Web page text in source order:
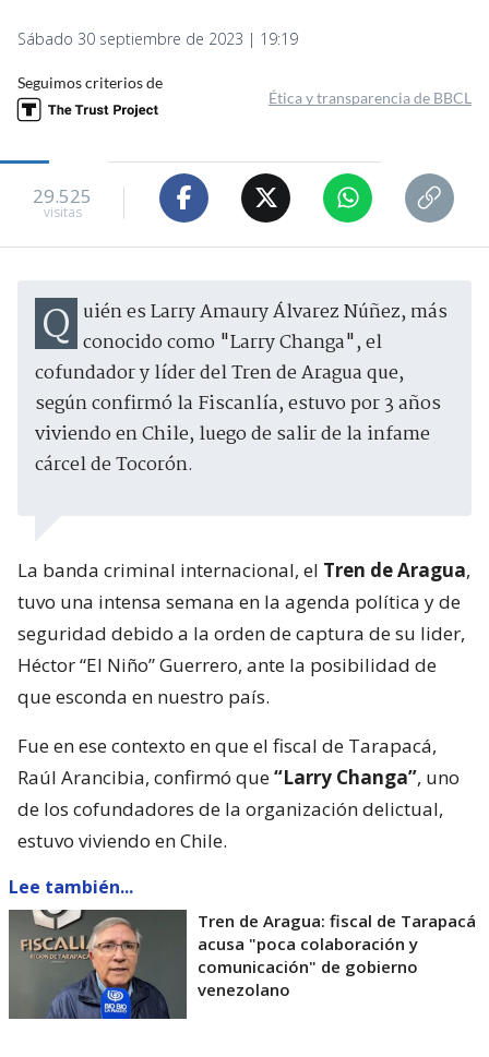
Sábado 30 septiembre de 2023 | 19:19
Seguimos criterios de
Ética y transparencia de BBCL
29.525
visitas
Quién es Larry Amaury Álvarez Núñez, más conocido como "Larry Changa", el
cofundador y líder del Tren de Aragua que,
según confirmó la Fiscanlía, estuvo por 3 años
viviendo en Chile, luego de salir de la infame
cárcel de Tocorón.
La banda criminal internacional, el Tren de Aragua,
tuvo una intensa semana en la agenda política y de
seguridad debido a la orden de captura de su lider,
Héctor “El Niño” Guerrero, ante la posibilidad de
que esconda en nuestro país.
Fue en ese contexto en que el fiscal de Tarapacá,
Raúl Arancibia, confirmó que“Larry Changa”, uno
de los cofundadores de la organización delictual,
estuvo viviendo en Chile.
Lee también...
Tren de Aragua: fiscal de Tarapacá
acusa "poca colaboración y
comunicación" de gobierno
venezolano